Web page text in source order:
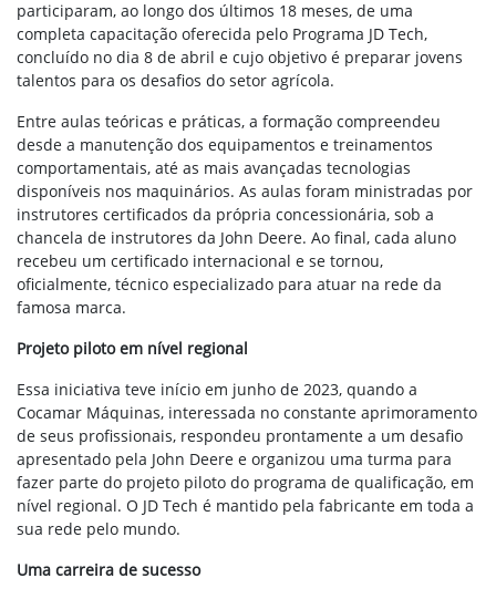
participaram, ao longo dos últimos 18 meses, de uma
completa capacitação oferecida pelo Programa JD Tech,
concluído no dia 8 de abril e cujo objetivo é preparar jovens
talentos para os desafios do setor agrícola.
Entre aulas teóricas e práticas, a formação compreendeu
desde a manutenção dos equipamentos e treinamentos
comportamentais, até as mais avançadas tecnologias
disponíveis nos maquinários. As aulas foram ministradas por
instrutores certificados da própria concessionária, sob a
chancela de instrutores da John Deere. Ao final, cada aluno
recebeu um certificado internacional e se tornou,
oficialmente, técnico especializado para atuar na rede da
famosa marca.
Projeto piloto em nível regional
Essa iniciativa teve início em junho de 2023, quando a
Cocamar Máquinas, interessada no constante aprimoramento
de seus profissionais, respondeu prontamente a um desafio
apresentado pela John Deere e organizou uma turma para
fazer parte do projeto piloto do programa de qualificação, em
nível regional. O JD Tech é mantido pela fabricante em toda a
sua rede pelo mundo.
Uma carreira de sucesso